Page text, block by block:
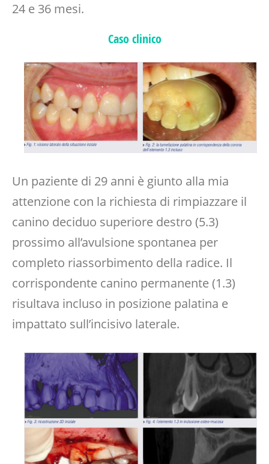
24 e 36 mesi.
Caso clinico
Un paziente di 29 anni è giunto alla mia
attenzione con la richiesta di rimpiazzare il
canino deciduo superiore destro (5.3)
prossimo all’avulsione spontanea per
completo riassorbimento della radice. Il
corrispondente canino permanente (1.3)
risultava incluso in posizione palatina e
impattato sull’incisivo laterale.